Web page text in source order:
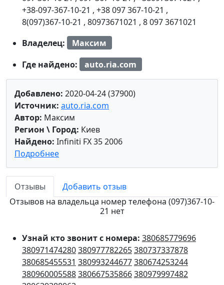
+38-097-367-10-21 , +38 097 367-10-21 ,
8(097)367-10-21 , 80973671021 , 8 097 3671021
Владелец:
Максим
Где найдено:
auto.ria.com
Добавлено: 2020-04-24 (37900)
Источник: auto.ria.com
Автор: Максим
Регион \ Город: Киев
Найдено: Infiniti FX 35 2006
Подробнее
Отзывы
Добавить отзыв
Отзывов на владельца номер телефона (097)367-10-
21 нет
Узнай кто звонит с номера: 380685779696
380971474280380977782265380737337878
380685455531 380993244677380674253244
380960005588380667535866380979997482